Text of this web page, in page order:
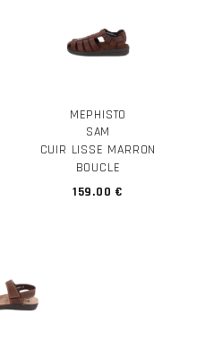
MEPHISTO
SAM
CUIR LISSE MARRON
BOUCLE
159.00 €